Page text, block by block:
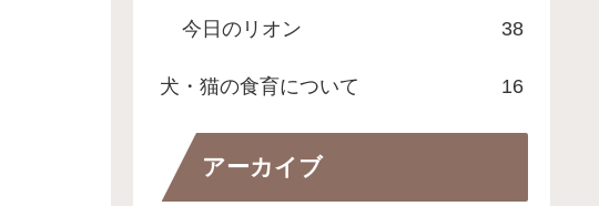
今日のリオン 38
犬・猫の食育について 16
アーカイブ